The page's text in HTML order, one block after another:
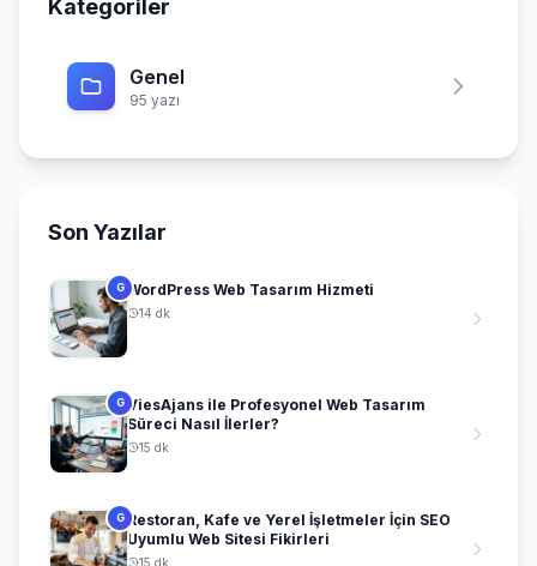
Kategoriler
Genel
95 yazı
Son Yazılar
G WordPress Web Tasarım Hizmeti
14 dk
G ViesAjans ile Profesyonel Web Tasarım
Süreci Nasıl İlerler?
15 dk
G Restoran, Kafe ve Yerel İşletmeler İçin SEO
Uyumlu Web Sitesi Fikirleri
15 dk